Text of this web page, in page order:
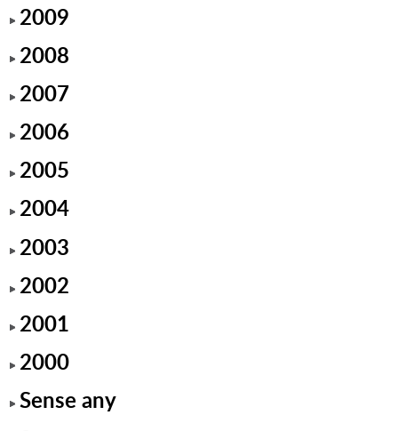
2009
2008
2007
2006
2005
2004
2003
2002
2001
2000
Sense any